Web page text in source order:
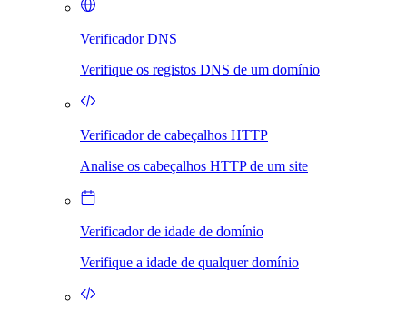
Verificador DNS
Verifique os registos DNS de um domínio
Verificador de cabeçalhos HTTP
Analise os cabeçalhos HTTP de um site
Verificador de idade de domínio
Verifique a idade de qualquer domínio